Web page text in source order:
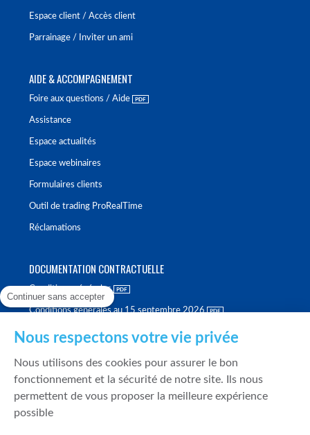
Espace client / Accès client
Parrainage / Inviter un ami
AIDE & ACCOMPAGNEMENT
Foire aux questions / Aide
Assistance
Espace actualités
Espace webinaires
Formulaires clients
Outil de trading ProRealTime
Réclamations
DOCUMENTATION CONTRACTUELLE
Conditions générales
Conditions générales au 15 septembre 2026
Politique de meilleure sélection
Politique de durabilité
Fonds de garantie des dépôts et de résolution
Continuer sans accepter
Nous respectons votre vie privée
Nous utilisons des cookies pour assurer le bon
fonctionnement et la sécurité de notre site. Ils nous
permettent de vous proposer la meilleure expérience
possible